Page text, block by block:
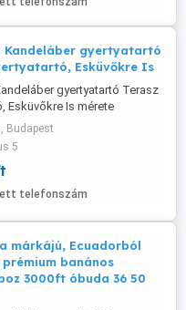
Kandeláber gyertyatartó
Esküvőkre Is
gyertyatartó Terasz
Esküvőkre Is mérete
20*20cm személyes
a flóriántól 5 percre
2db 06209491288 óbuda
Budapest
5
telefonszám
márkájú, Ecuadorból
banános
3000ft óbuda 36 50